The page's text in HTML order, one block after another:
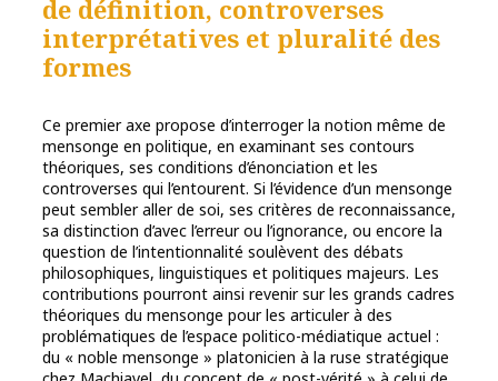
de définition, controverses
interprétatives et pluralité des
formes
Ce premier axe propose d’interroger la notion même de
mensonge en politique, en examinant ses contours
théoriques, ses conditions d’énonciation et les
controverses qui l’entourent. Si l’évidence d’un mensonge
peut sembler aller de soi, ses critères de reconnaissance,
sa distinction d’avec l’erreur ou l’ignorance, ou encore la
question de l’intentionnalité soulèvent des débats
philosophiques, linguistiques et politiques majeurs. Les
contributions pourront ainsi revenir sur les grands cadres
théoriques du mensonge pour les articuler à des
problématiques de l’espace politico-médiatique actuel :
du « noble mensonge » platonicien à la ruse stratégique